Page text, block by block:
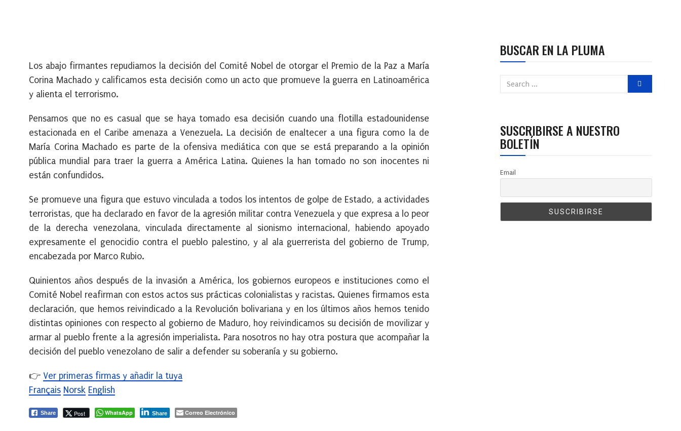
Los abajo firmantes repudiamos la decisión del Comité Nobel de otorgar el Premio de la Paz a María
Corina Machado y calificamos esta decisión como un acto que promueve la guerra en Latinoamérica
y alienta el terrorismo.
Pensamos que no es casual que se haya tomado esa decisión cuando una flotilla estadounidense
estacionada en el Caribe amenaza a Venezuela. La decisión de enaltecer a una figura como la de
María Corina Machado es parte de la ofensiva mediática con que se está preparando a la opinión
pública mundial para traer la guerra a América Latina. Quienes la han tomado no son inocentes ni
están confundidos.
Se promueve una figura que estuvo vinculada a todos los intentos de golpe de Estado, a actividades
terroristas, que ha declarado en favor de la agresión militar contra Venezuela y que expresa a lo peor
de la derecha venezolana, vinculada directamente al sionismo internacional, habiendo apoyado
expresamente el genocidio contra el pueblo palestino, y al ala guerrerista del gobierno de Trump,
encabezada por Marco Rubio.
Quinientos años después de la invasión a América, los gobiernos europeos e instituciones como el
Comité Nobel reafirman con estos actos sus prácticas colonialistas y racistas. Quienes firmamos esta
declaración, que hemos reivindicado a la Revolución bolivariana y en los últimos años hemos tenido
distintas opiniones con respecto al gobierno de Maduro, hoy reivindicamos su decisión de movilizar y
armar al pueblo frente a la agresión imperialista. Para nosotros no hay otra postura que acompañar la
decisión del pueblo venezolano de salir a defender su soberanía y su gobierno.
👉 Ver primeras firmas y añadir la tuya
Français Norsk English
Share Post WhatsApp Share Correo Electrónico
BUSCAR EN LA PLUMA
SUSCRIBIRSE A NUESTRO
BOLETÍN
Email